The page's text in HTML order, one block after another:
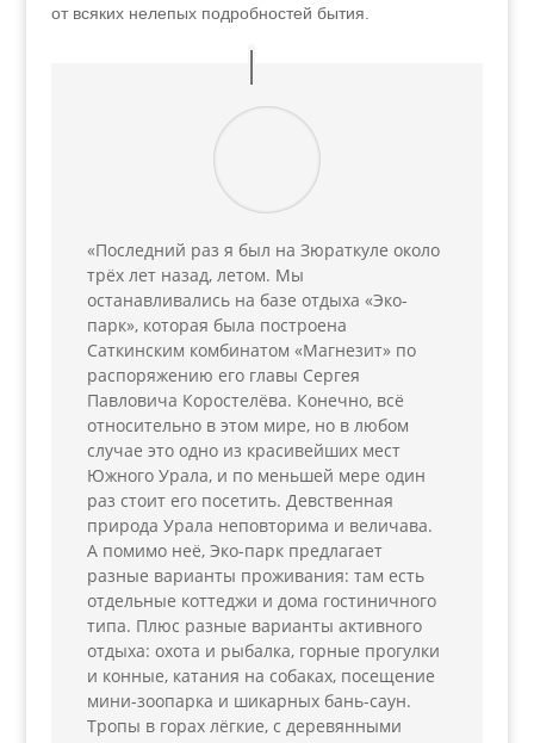
от всяких нелепых подробностей бытия.
«Последний раз я был на Зюраткуле около
трёх лет назад, летом. Мы
останавливались на базе отдыха «Эко-
парк», которая была построена
Саткинским комбинатом «Магнезит» по
распоряжению его главы Сергея
Павловича Коростелёва. Конечно, всё
относительно в этом мире, но в любом
случае это одно из красивейших мест
Южного Урала, и по меньшей мере один
раз стоит его посетить. Девственная
природа Урала неповторима и величава.
А помимо неё, Эко-парк предлагает
разные варианты проживания: там есть
отдельные коттеджи и дома гостиничного
типа. Плюс разные варианты активного
отдыха: охота и рыбалка, горные прогулки
и конные, катания на собаках, посещение
мини-зоопарка и шикарных бань-саун.
Тропы в горах лёгкие, с деревянными